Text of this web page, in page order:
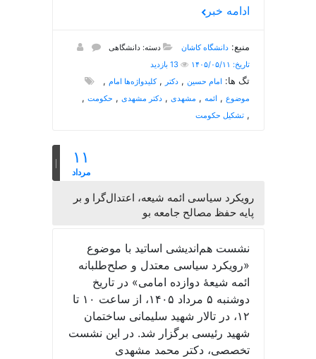
ادامه خبر
منبع:دانشگاه کاشان
دسته: دانشگاهی
تاریخ: ۱۴۰۵/۰۵/۱۱
13 بازدید
تگ ها: امام حسین ,دکتر ,کلیدواژه‌ها امام ,
موضوع , ائمه , مشهدی ,دکتر مشهدی , حکومت ,
تشکیل حکومت,
۱۱
مرداد
رویکرد سیاسی ائمه شیعه، اعتدال‌گرا و بر
پایه حفظ مصالح جامعه بو
نشست هم‌اندیشی اساتید با موضوع
«رویکرد سیاسی معتدل و صلح‌طلبانه
ائمه شیعۀ دوازده امامی» در تاریخ
دوشنبه ۵ مرداد ۱۴۰۵، از ساعت ۱۰ تا
۱۲، در تالار شهید سلیمانی ساختمان
شهید رئیسی برگزار شد. در این نشست
تخصصی، دکتر محمد مشهدی